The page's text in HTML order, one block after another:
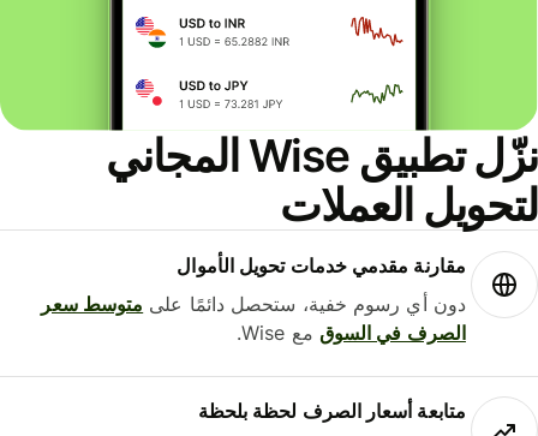
نزّل تطبيق Wise المجاني
العملات
مقارنة مقدمي خدمات تحويل الأموال
دون أي رسوم خفية، ستحصل دائمًا علىمتوسط ​​سعر
الصرف في السوقمع Wise.
متابعة أسعار الصرف لحظة بلحظة